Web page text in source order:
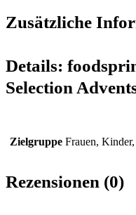
Zusätzliche
Details:
Selection
Zielgruppe Frauen,
Rezensionen (0)